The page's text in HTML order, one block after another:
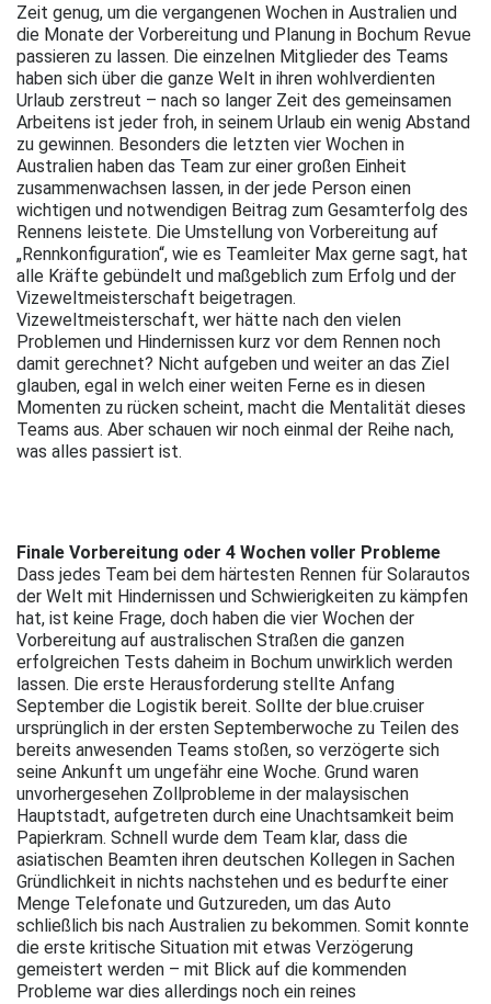
Zeit genug, um die vergangenen Wochen in Australien und
die Monate der Vorbereitung und Planung in Bochum Revue
passieren zu lassen. Die einzelnen Mitglieder des Teams
haben sich über die ganze Welt in ihren wohlverdienten
Urlaub zerstreut – nach so langer Zeit des gemeinsamen
Arbeitens ist jeder froh, in seinem Urlaub ein wenig Abstand
zu gewinnen. Besonders die letzten vier Wochen in
Australien haben das Team zur einer großen Einheit
zusammenwachsen lassen, in der jede Person einen
wichtigen und notwendigen Beitrag zum Gesamterfolg des
Rennens leistete. Die Umstellung von Vorbereitung auf
„Rennkonfiguration“, wie es Teamleiter Max gerne sagt, hat
alle Kräfte gebündelt und maßgeblich zum Erfolg und der
Vizeweltmeisterschaft beigetragen.
Vizeweltmeisterschaft, wer hätte nach den vielen
Problemen und Hindernissen kurz vor dem Rennen noch
damit gerechnet? Nicht aufgeben und weiter an das Ziel
glauben, egal in welch einer weiten Ferne es in diesen
Momenten zu rücken scheint, macht die Mentalität dieses
Teams aus. Aber schauen wir noch einmal der Reihe nach,
was alles passiert ist.
Finale Vorbereitung oder 4 Wochen voller Probleme
Dass jedes Team bei dem härtesten Rennen für Solarautos
der Welt mit Hindernissen und Schwierigkeiten zu kämpfen
hat, ist keine Frage, doch haben die vier Wochen der
Vorbereitung auf australischen Straßen die ganzen
erfolgreichen Tests daheim in Bochum unwirklich werden
lassen. Die erste Herausforderung stellte Anfang
September die Logistik bereit. Sollte der blue.cruiser
ursprünglich in der ersten Septemberwoche zu Teilen des
bereits anwesenden Teams stoßen, so verzögerte sich
seine Ankunft um ungefähr eine Woche. Grund waren
unvorhergesehen Zollprobleme in der malaysischen
Hauptstadt, aufgetreten durch eine Unachtsamkeit beim
Papierkram. Schnell wurde dem Team klar, dass die
asiatischen Beamten ihren deutschen Kollegen in Sachen
Gründlichkeit in nichts nachstehen und es bedurfte einer
Menge Telefonate und Gutzureden, um das Auto
schließlich bis nach Australien zu bekommen. Somit konnte
die erste kritische Situation mit etwas Verzögerung
gemeistert werden – mit Blick auf die kommenden
Probleme war dies allerdings noch ein reines